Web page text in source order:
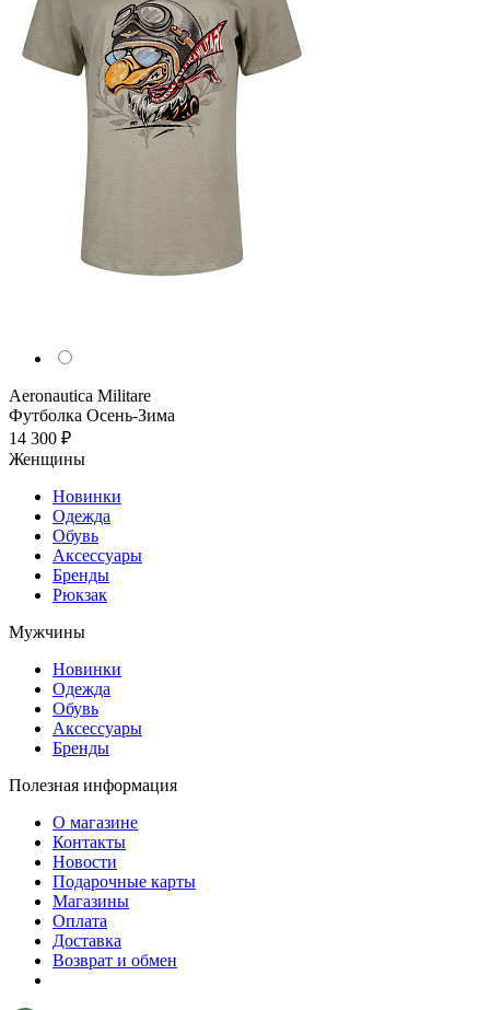
Aeronautica Militare
Футболка Осень-Зима
14 300 ₽
Женщины
Новинки
Одежда
Обувь
Аксессуары
Бренды
Рюкзак
Мужчины
Новинки
Одежда
Обувь
Аксессуары
Бренды
Полезная информация
О магазине
Контакты
Новости
Подарочные карты
Магазины
Оплата
Доставка
Возврат и обмен